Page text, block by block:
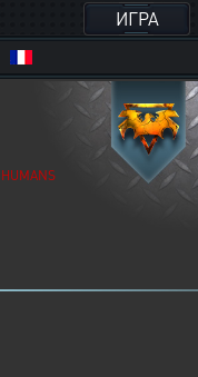
ИГРА
HUMANS